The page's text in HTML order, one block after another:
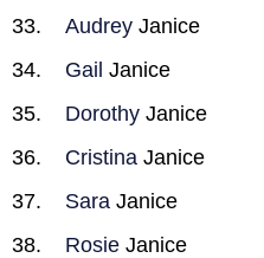
Audrey Janice
Gail Janice
Dorothy Janice
Cristina Janice
Sara Janice
Rosie Janice